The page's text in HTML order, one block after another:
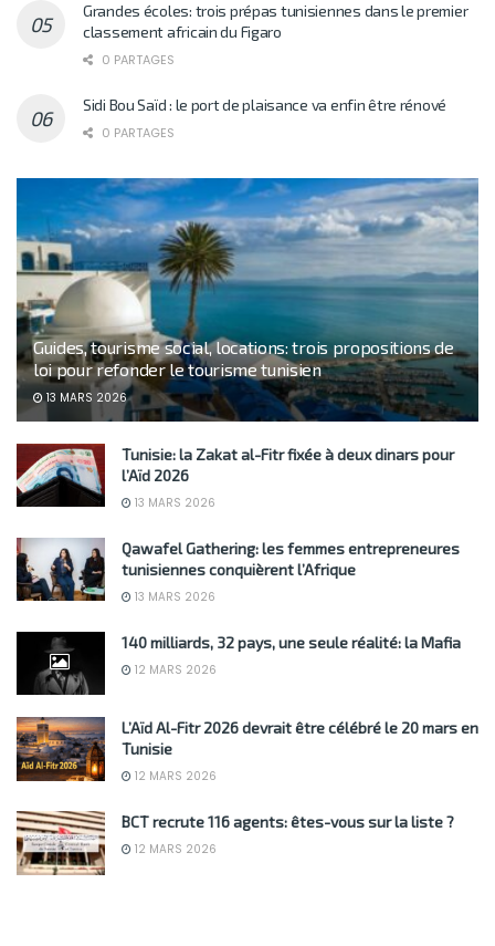
Grandes écoles: trois prépas tunisiennes dans le premier
classement africain du Figaro
0 PARTAGES
Sidi Bou Saïd : le port de plaisance va enfin être rénové
0 PARTAGES
Guides, tourisme social, locations: trois propositions de
loi pour refonder le tourisme tunisien
13 MARS 2026
Tunisie: la Zakat al-Fitr fixée à deux dinars pour
l’Aïd 2026
13 MARS 2026
Qawafel Gathering: les femmes entrepreneures
tunisiennes conquièrent l’Afrique
13 MARS 2026
140 milliards, 32 pays, une seule réalité: la Mafia
12 MARS 2026
L’Aïd Al-Fitr 2026 devrait être célébré le 20 mars en
Tunisie
12 MARS 2026
BCT recrute 116 agents: êtes-vous sur la liste ?
12 MARS 2026